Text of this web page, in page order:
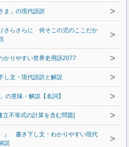
ま」の現代語訳 >
さらさらに 何そこの児のここだか
>
りやすい世界史用語2077 >
し文・現代語訳と解説 >
の意味・解説【名詞】 >
立不等式の計算を含む問題] >
』 書き下し文・わかりやすい現代
説
>